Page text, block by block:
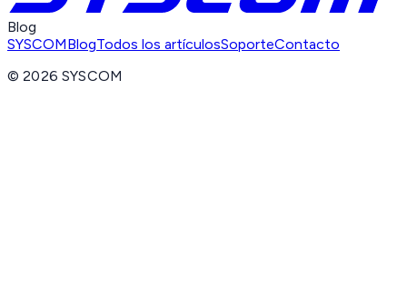
Blog
SYSCOMBlogTodos los artículosSoporteContacto
©2026 SYSCOM